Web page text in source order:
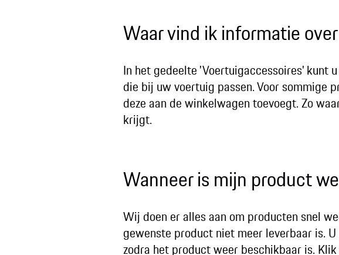
Waar vind ik informatie
In het gedeelte 'Voertuigaccessoires' kunt
die bij uw voertuig passen. Voor sommige
deze aan de winkelwagen toevoegt. Zo
krijgt.
Wanneer is mijn product
Wij doen er alles aan om producten snel
gewenste product niet meer leverbaar is.
zodra het product weer beschikbaar is.